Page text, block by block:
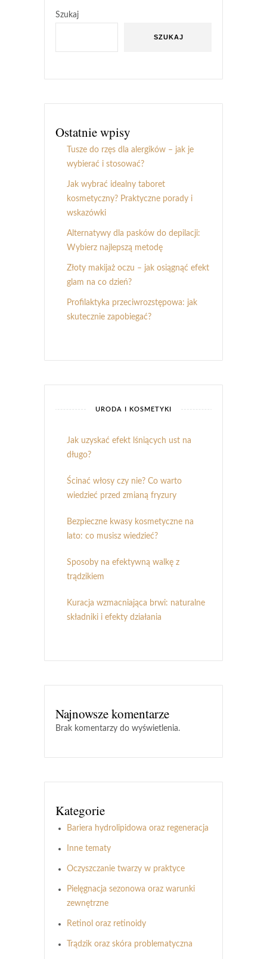
Szukaj
SZUKAJ
Ostatnie wpisy
Tusze do rzęs dla alergików – jak je
wybierać i stosować?
Jak wybrać idealny taboret
kosmetyczny? Praktyczne porady i
wskazówki
Alternatywy dla pasków do depilacji:
Wybierz najlepszą metodę
Złoty makijaż oczu – jak osiągnąć efekt
glam na co dzień?
Profilaktyka przeciwrozstępowa: jak
skutecznie zapobiegać?
URODA I KOSMETYKI
Jak uzyskać efekt lśniących ust na
długo?
Ścinać włosy czy nie? Co warto
wiedzieć przed zmianą fryzury
Bezpieczne kwasy kosmetyczne na
lato: co musisz wiedzieć?
Sposoby na efektywną walkę z
trądzikiem
Kuracja wzmacniająca brwi: naturalne
składniki i efekty działania
Najnowsze komentarze
Brak komentarzy do wyświetlenia.
Kategorie
Bariera hydrolipidowa oraz regeneracja
Inne tematy
Oczyszczanie twarzy w praktyce
Pielęgnacja sezonowa oraz warunki
zewnętrzne
Retinol oraz retinoidy
Trądzik oraz skóra problematyczna